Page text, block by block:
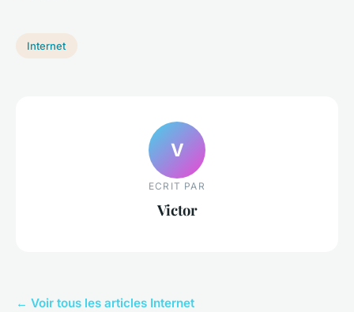
Internet
V
ECRIT PAR
Victor
← Voir tous les articles Internet